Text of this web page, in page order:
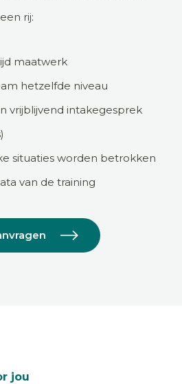
rij:
maatwerk
hetzelfde niveau
vrijblijvend intakegesprek
situaties worden betrokken
van de training
jou